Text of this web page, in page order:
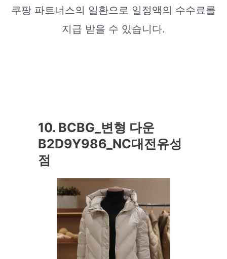
쿠팡 파트너스의 일환으로 일정액의 수수료를
지급 받을 수 있습니다.
10. BCBG_변형 다운
B2D9Y986_NC대전유성
점